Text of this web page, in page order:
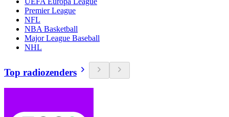
Premier League
NFL
NBA Basketball
Major League Baseball
NHL
Top radiozenders